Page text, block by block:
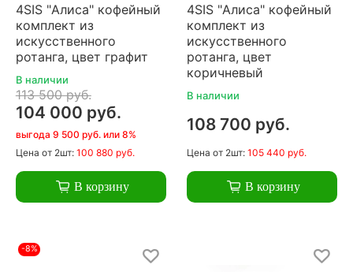
4SIS "Алиса" кофейный
комплект из
искусственного
ротанга, цвет графит
В наличии
113 500 руб.
104 000 руб.
выгода 9 500 руб. или 8%
Цена от 2шт: 100 880 руб.
В корзину
4SIS "Алиса" кофейный
комплект из
искусственного
ротанга, цвет
коричневый
В наличии
108 700 руб.
Цена от 2шт: 105 440 руб.
В корзину
-8%